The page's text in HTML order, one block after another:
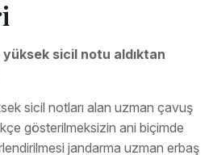
yüksek sicil notu aldıktan
sicil notları alan uzman çavuş
gösterilmeksizin ani biçimde
jandarma uzman erbaş